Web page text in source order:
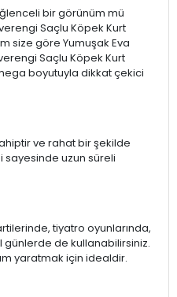
bir görünüm mü
Saçlu Köpek Kurt
size göre Yumuşak Eva
Saçlu Köpek Kurt
boyutuyla dikkat çekici
ve rahat bir şekilde
sayesinde uzun süreli
tiyatro oyunlarında,
de kullanabilirsiniz.
yaratmak için idealdir.